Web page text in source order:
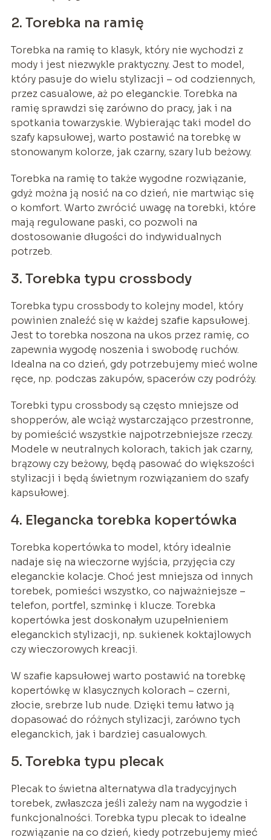
2. Torebka na ramię
Torebka na ramię to klasyk, który nie wychodzi z
mody i jest niezwykle praktyczny. Jest to model,
który pasuje do wielu stylizacji – od codziennych,
przez casualowe, aż po eleganckie. Torebka na
ramię sprawdzi się zarówno do pracy, jak i na
spotkania towarzyskie. Wybierając taki model do
szafy kapsułowej, warto postawić na torebkę w
stonowanym kolorze, jak czarny, szary lub beżowy.
Torebka na ramię to także wygodne rozwiązanie,
gdyż można ją nosić na co dzień, nie martwiąc się
o komfort. Warto zwrócić uwagę na torebki, które
mają regulowane paski, co pozwoli na
dostosowanie długości do indywidualnych
potrzeb.
3. Torebka typu crossbody
Torebka typu crossbody to kolejny model, który
powinien znaleźć się w każdej szafie kapsułowej.
Jest to torebka noszona na ukos przez ramię, co
zapewnia wygodę noszenia i swobodę ruchów.
Idealna na co dzień, gdy potrzebujemy mieć wolne
ręce, np. podczas zakupów, spacerów czy podróży.
Torebki typu crossbody są często mniejsze od
shopperów, ale wciąż wystarczająco przestronne,
by pomieścić wszystkie najpotrzebniejsze rzeczy.
Modele w neutralnych kolorach, takich jak czarny,
brązowy czy beżowy, będą pasować do większości
stylizacji i będą świetnym rozwiązaniem do szafy
kapsułowej.
4. Elegancka torebka kopertówka
Torebka kopertówka to model, który idealnie
nadaje się na wieczorne wyjścia, przyjęcia czy
eleganckie kolacje. Choć jest mniejsza od innych
torebek, pomieści wszystko, co najważniejsze –
telefon, portfel, szminkę i klucze. Torebka
kopertówka jest doskonałym uzupełnieniem
eleganckich stylizacji, np. sukienek koktajlowych
czy wieczorowych kreacji.
W szafie kapsułowej warto postawić na torebkę
kopertówkę w klasycznych kolorach – czerni,
złocie, srebrze lub nude. Dzięki temu łatwo ją
dopasować do różnych stylizacji, zarówno tych
eleganckich, jak i bardziej casualowych.
5. Torebka typu plecak
Plecak to świetna alternatywa dla tradycyjnych
torebek, zwłaszcza jeśli zależy nam na wygodzie i
funkcjonalności. Torebka typu plecak to idealne
rozwiązanie na co dzień, kiedy potrzebujemy mieć